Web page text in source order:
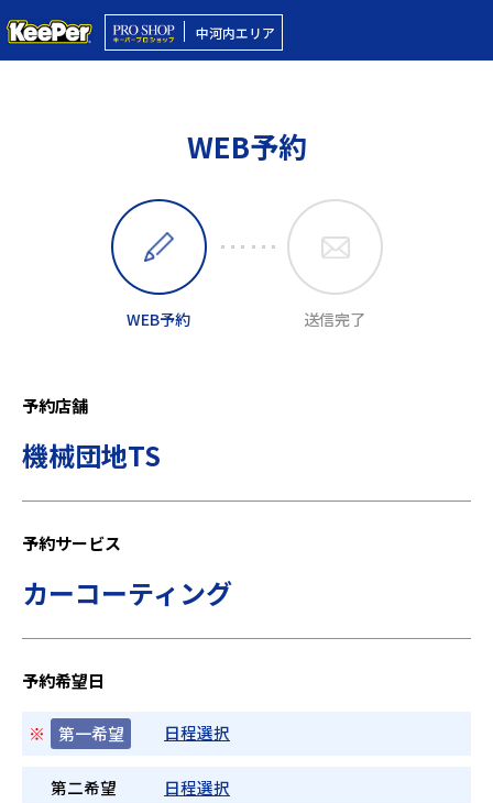
中河内エリア
WEB予約
WEB予約 送信完了
予約店舗
機械団地TS
予約サービス
カーコーティング
予約希望日
※ 第一希望 日程選択
第二希望 日程選択